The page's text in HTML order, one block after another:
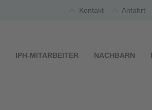
Kontakt Anfahrt
IPH-MITARBEITER NACHBARN